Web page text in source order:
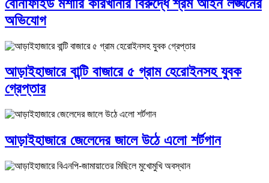
অভিযোগ
আড়াইহাজারে বান্টি বাজারে ৫ গ্রাম হেরোইনসহ যুবক
গ্রেপ্তার
আড়াইহাজারে জেলেদের জালে উঠে এলো শর্টগান